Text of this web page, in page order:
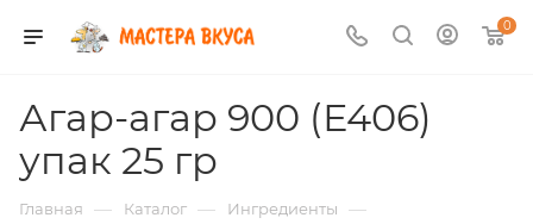
0
Агар-агар 900 (Е406)
упак 25 гр
Главная — Каталог — Ингредиенты —